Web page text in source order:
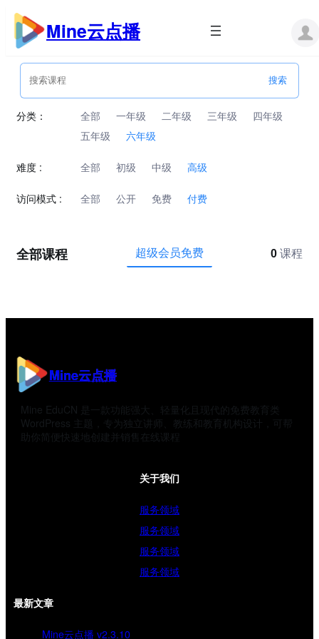
跳
内
Mine云点播
分类： 全部 一年级 二年级 三年级
四年级
五年级
六年级
难度 : 全部 初级 中级 高级
访问模式 : 全部 公开 免费 付费
全部课程 超级会员免费 0 课程
Mine云点播
Mine EduCN 是一款功能强大、轻量化且现代的免费教育类
WordPress 主题，专为独立讲师、教练和教育机构设计，可帮
助你简便快速地创建并销售在线课程
关于我们
服务领域
服务领域
服务领域
服务领域
最新文章
Mine云点播 v2.3.10